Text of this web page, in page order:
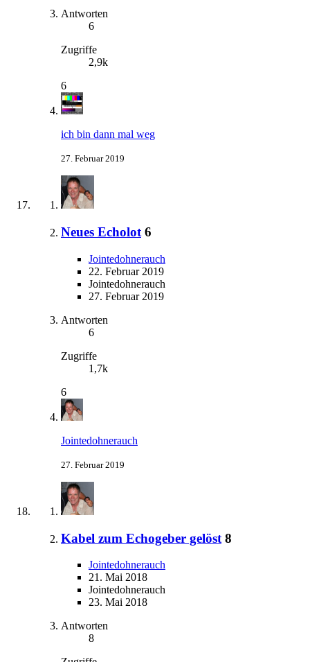
Antworten
6
Zugriffe
2,9k
6
ich bin dann mal weg
27. Februar 2019
Neues Echolot 6
Jointedohnerauch
22. Februar 2019
Jointedohnerauch
27. Februar 2019
Antworten
6
Zugriffe
1,7k
6
Jointedohnerauch
27. Februar 2019
Kabel zum Echogeber gelöst 8
Jointedohnerauch
21. Mai 2018
Jointedohnerauch
23. Mai 2018
Antworten
8